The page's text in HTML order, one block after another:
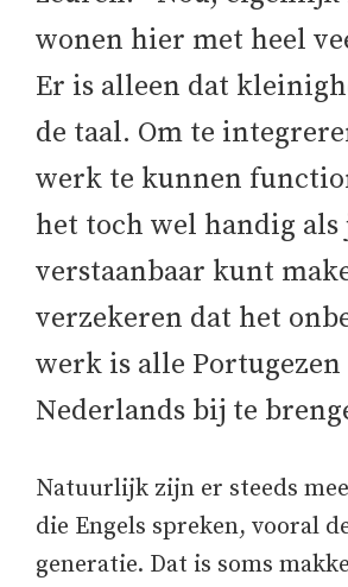
wonen hier met heel
Er is alleen dat
de taal. Om te
werk te kunnen
het toch wel handig als
verstaanbaar kunt
verzekeren dat het
werk is alle Portugezen
Nederlands bij te
Natuurlijk zijn er steeds
die Engels spreken, vooral
generatie. Dat is soms